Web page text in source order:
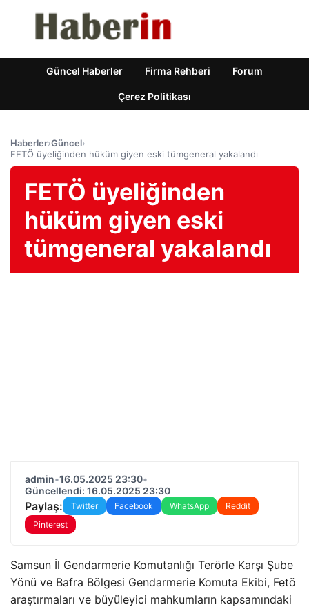
Güncel Haberler Firma Rehberi Forum
Çerez Politikası
Haberler›Güncel›
FETÖ üyeliğinden hüküm giyen eski tümgeneral yakalandı
FETÖ üyeliğinden
hüküm giyen eski
tümgeneral yakalandı
admin•16.05.2025 23:30•
Güncellendi: 16.05.2025 23:30
Paylaş: Twitter Facebook WhatsApp
Reddit
Pinterest
Samsun İl Gendarmerie Komutanlığı Terörle Karşı Şube
Yönü ve Bafra Bölgesi Gendarmerie Komuta Ekibi, Fetö
araştırmaları ve büyüleyici mahkumların kapsamındaki